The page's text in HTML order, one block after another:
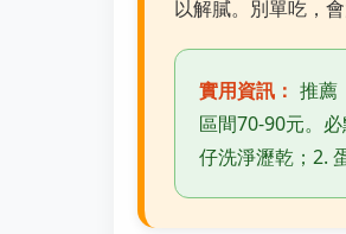
以解膩。別單吃，會
實用資訊： 推薦
區間70-90元。
仔洗淨瀝乾；2.